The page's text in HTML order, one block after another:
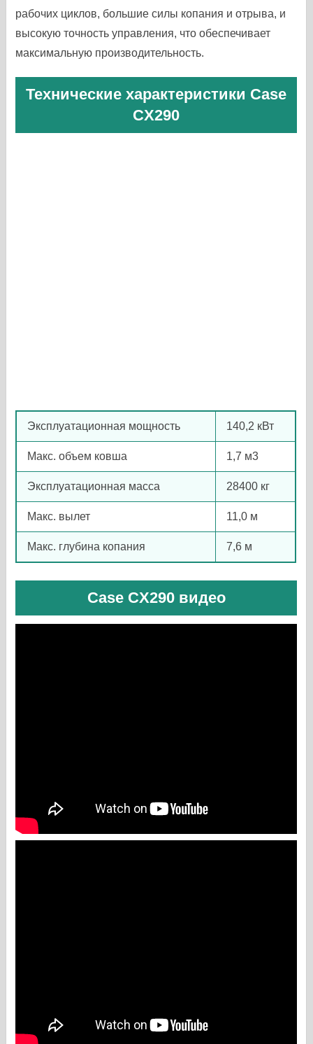
рабочих циклов, большие силы копания и отрыва, и
высокую точность управления, что обеспечивает
максимальную производительность.
Технические характеристики Case
CX290
Эксплуатационная мощность 140,2 кВт
Макс. объем ковша 1,7 м3
Эксплуатационная масса 28400 кг
Макс. вылет 11,0 м
Макс. глубина копания 7,6 м
Case CX290 видео